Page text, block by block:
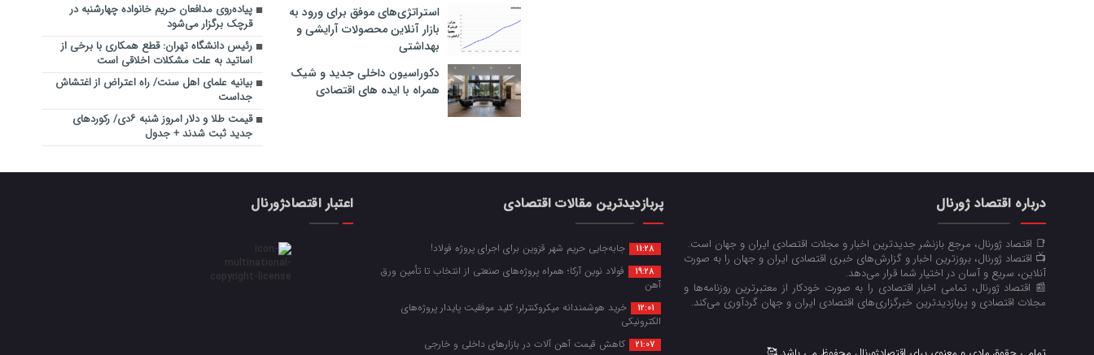
استراتژی‌های موفق برای ورود به
بازار آنلاین محصولات آرایشی و
بهداشتی
دکوراسیون داخلی جدید و شیک
همراه با ایده های اقتصادی
پیاده‌روی مدافعان حریم خانواده چهارشنبه در
قرچک برگزار می‌شود
رئیس دانشگاه تهران: قطع همکاری با برخی از
اساتید به علت مشکلات اخلاقی است
بیانیه علمای اهل سنت/ راه اعتراض از اغتشاش
جداست
قیمت طلا و دلار امروز شنبه ۶دی/ رکوردهای
جدید ثبت شدند + جدول
درباره اقتصاد ژورنال
📑 اقتصاد ژورنال، مرجع بازنشر جدیدترین اخبار و مجلات اقتصادی ایران و جهان است.
📺 اقتصاد ژورنال، بروزترین اخبار و گزارش‌های خبری اقتصادی ایران و جهان را به صورت
آنلاین، سریع و آسان در اختیار شما قرار می‌‌دهد.
📰 اقتصاد ژورنال، تمامی اخبار اقتصادی را به صورت خودکار از معتبرترین روزنامه‌ها و
مجلات اقتصادی و پربازدیدترین خبرگزاری‌های اقتصادی ایران و جهان گردآوری می‌کند.
پربازدیدترین مقالات اقتصادی
11:28 جابه‌جایی حریم شهر قزوین برای اجرای پروژه فولاد!
19:28
فولاد نوین آرکا؛ همراه پروژه‌های صنعتی از انتخاب تا تأمین ورق
آهن
12:01
خرید هوشمندانه میکروکنترلر؛ کلید موفقیت پایدار پروژه‌های
الکترونیکی
21:07 کاهش قیمت آهن آلات در بازارهای داخلی و خارجی
اعتبار اقتصادژورنال